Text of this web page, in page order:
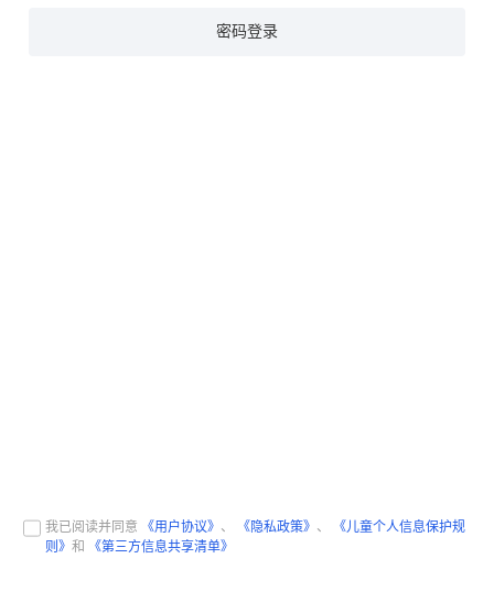
密码登录
我已阅读并同意 《用户协议》 、 《隐私政策》 、
《儿童个人信息保护规
则》和 《第三方信息共享清单》